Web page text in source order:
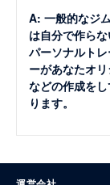
A: 一般的なジ
は自分で作らな
パーソナルト
ーがあなたオ
などの作成を
ります。